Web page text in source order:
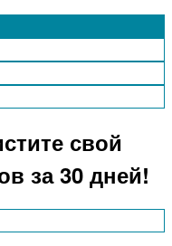
свой
за 30 дней!